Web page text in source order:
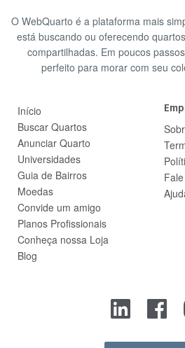
O WebQuarto é a plataforma mais
está buscando ou oferecendo
compartilhadas. Em poucos
perfeito para morar com seu
Início
Buscar Quartos
Anunciar Quarto
Universidades
Guia de Bairros
Moedas
Convide um amigo
Planos Profissionais
Conheça nossa Loja
Blog